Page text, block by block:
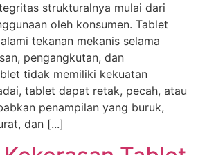
strukturalnya mulai dari
oleh konsumen. Tablet
tekanan mekanis selama
pengangkutan, dan
tidak memiliki kekuatan
tablet dapat retak, pecah, atau
penampilan yang buruk,
dan [...]